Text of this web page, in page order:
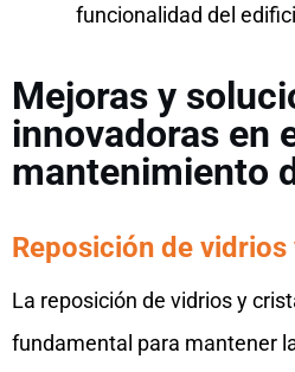
funcionalidad del
Mejoras y
innovadoras en
mantenimiento
Reposición de
La reposición de vidrios y
fundamental para mantener